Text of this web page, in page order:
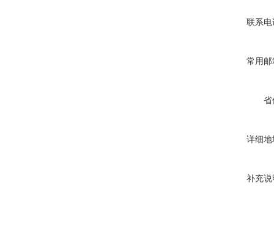
联系电
常用邮
省
详细地
补充说